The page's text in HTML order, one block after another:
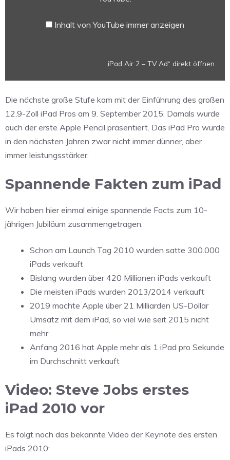
Inhalt von YouTube immer anzeigen
„iPad Air 2 – TV Ad“ direkt öffnen
Die nächste große Stufe kam mit der Einführung des großen
12,9-Zoll iPad Pros am 9. September 2015. Damals wurde
auch der erste Apple Pencil präsentiert. Das iPad Pro wurde
in den nächsten Jahren zwar nicht immer dünner, aber
immer leistungsstärker.
Spannende Fakten zum iPad
Wir haben hier einmal einige spannende Facts zum 10-
jährigen Jubiläum zusammengetragen.
Schon am Launch Tag 2010 wurden satte 300.000
iPads verkauft
Bislang wurden über 420 Millionen iPads verkauft
Die meisten iPads wurden 2013/2014 verkauft
2019 machte Apple über 21 Milliarden US-Dollar
Umsatz mit dem iPad, so viel wie seit 2015 nicht
mehr
Anfang 2016 hat Apple mehr als 1 iPad pro Sekunde
im Durchschnitt verkauft
Video: Steve Jobs erstes
iPad 2010 vor
Es folgt noch das bekannte Video der Keynote des ersten
iPads 2010: